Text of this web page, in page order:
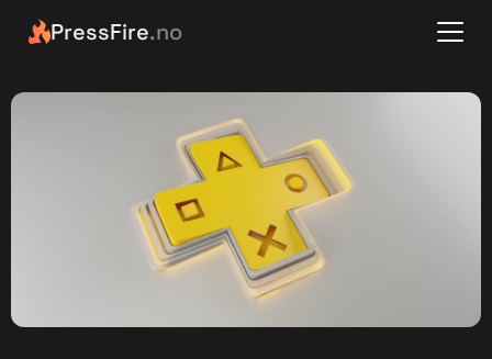
PressFire.no